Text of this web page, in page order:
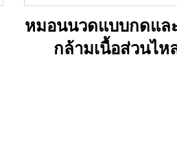
หมอนนวดแบบกดแล
กล้ามเนื้อส่วนไห